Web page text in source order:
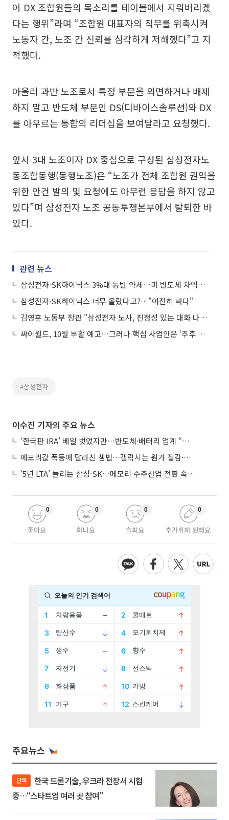
어 DX 조합원들의 목소리를 테이블에서 지워버리겠
다는 행위”라며 “조합원 대표자의 직무를 위축시켜
노동자 간, 노조 간 신뢰를 심각하게 저해했다”고 지
적했다.
아울러 과반 노조로서 특정 부문을 외면하거나 배제
하지 말고 반도체 부문인 DS(디바이스솔루션)와 DX
를 아우르는 통합의 리더십을 보여달라고 요청했다.
앞서 3대 노조이자 DX 중심으로 구성된 삼성전자노
동조합동행(동행노조)은 “노조가 전체 조합원 권익을
위한 안건 발의 및 요청에도 아무런 응답을 하지 않고
있다”며 삼성전자 노조 공동투쟁본부에서 탈퇴한 바
있다.
관련 뉴스
삼성전자·SK하이닉스 3%대 동반 약세…미 반도체 차익실현·중동 리스크에 '휘청'
삼성전자·SK하이닉스 너무 올랐다고?…"여전히 싸다"
김영훈 노동부 장관 "삼성전자 노사, 진정성 있는 대화 나서길"
싸이월드, 10월 부활 예고…그러나 핵심 사업안은 ‘추후 공개’
#삼성전자
이수진 기자의 주요 뉴스
‘한국판 IRA’ 베일 벗었지만…반도체·배터리 업계 “시행령이 관건”
메모리값 폭등에 달라진 셈법…갤럭시는 원가 절감·아이폰은 서비스 확대
‘5년 LTA’ 늘리는 삼성·SK…메모리 수주산업 전환 속 다른 셈법
좋아요
0
화나요
0
슬퍼요
0
추가취재 원해요
0
주요뉴스
단독
중…“스타트업 여러 곳 참여”